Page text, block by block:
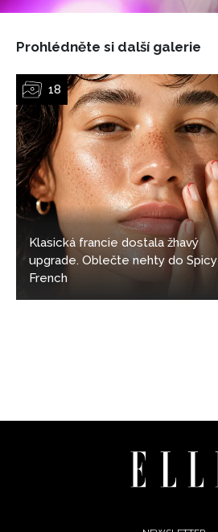
Prohlédněte si další galerie
Klasická francie dostala žhavý
upgrade. Oblečte nehty do Spicy
French